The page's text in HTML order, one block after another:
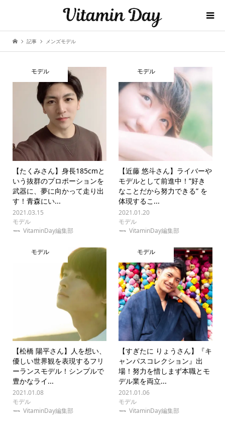
記事 メンズモデル
モデル
【たくみさん】身長185cmと
いう抜群のプロポーションを
武器に、夢に向かって走り出
す！青森にい...
2021.03.15
モデル
VitaminDay編集部
モデル
【近藤 悠斗さん】ライバーや
モデルとして前進中！”好き
なことだから努力できる” を
体現するこ...
2021.01.20
モデル
VitaminDay編集部
モデル
【松橋 陽平さん】人を想い、
優しい世界観を表現するフリ
ーランスモデル！シンプルで
豊かなライ...
2021.01.08
モデル
VitaminDay編集部
モデル
【すぎたに りょうさん】『キ
ャンパスコレクション』出
場！努力を惜しまず本職とモ
デル業を両立...
2021.01.06
モデル
VitaminDay編集部